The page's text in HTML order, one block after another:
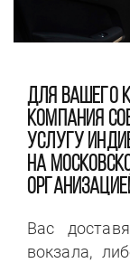
ДЛЯ ВАШЕГО
КОМПАНИЯ
УСЛУГУ
НА
Вас
вокзала,